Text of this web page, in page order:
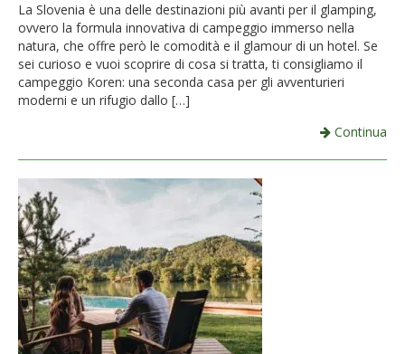
La Slovenia è una delle destinazioni più avanti per il glamping,
ovvero la formula innovativa di campeggio immerso nella
natura, che offre però le comodità e il glamour di un hotel. Se
sei curioso e vuoi scoprire di cosa si tratta, ti consigliamo il
campeggio Koren: una seconda casa per gli avventurieri
moderni e un rifugio dallo […]
Continua